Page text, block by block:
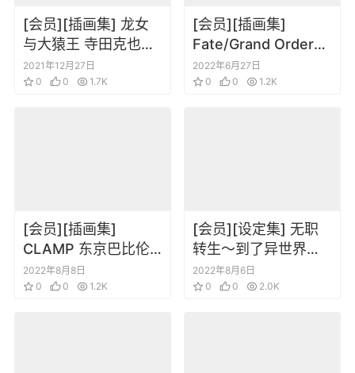
[会员][插画集] 龙女
与大猿王 寺田克也暗
黑画风插画集
2021年12月27日
0
0 1.7K
[会员][插画集]
Fate/Grand Order
THE MOVIE Divine
Realm of the Round
2022年6月27日
0
0 1.2K
[会员][插画集]
CLAMP 东京巴比伦
明信片画集
2022年8月8日
0
0 1.2K
[会员][设定集] 无职
转生～到了异世界就
拿出真本事～BD特典
小册子1-4册
2022年8月6日
0
0 2.0K